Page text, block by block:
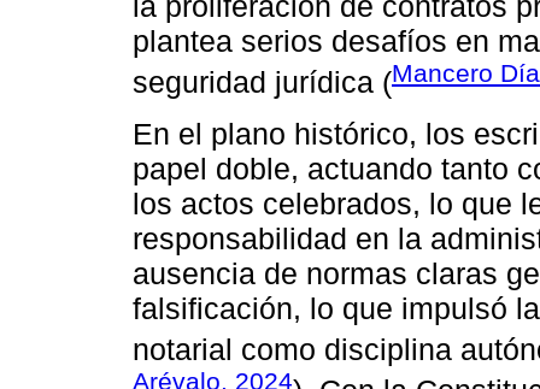
plantea serios desafíos en
seguridad jurídica (Mancero
En el plano histórico, los
papel doble, actuando tanto
los actos celebrados, lo que
responsabilidad en la
ausencia de normas claras
falsificación, lo que impulsó
notarial como disciplina
Arévalo, 2024